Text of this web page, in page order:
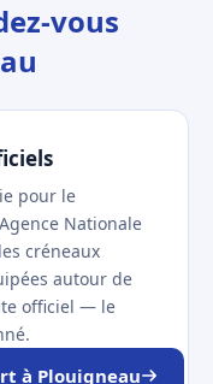
vous
pour le
Nationale
créneaux
autour de
officiel — le
à Plouigneau